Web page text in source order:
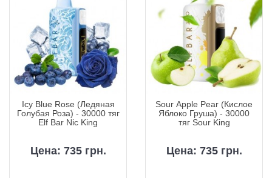
Icy Blue Rose (Ледяная
Голубая Роза) - 30000 тяг
Elf Bar Nic King
Цена: 735 грн.
Sour Apple Pear (Кислое
Яблоко Груша) - 30000
тяг Sour King
Цена: 735 грн.